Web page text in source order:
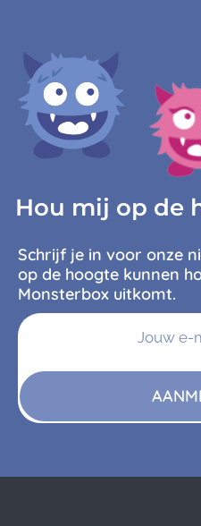
Hou mij op de
Schrijf je in voor onze
op de hoogte kunnen
Monsterbox uitkomt.